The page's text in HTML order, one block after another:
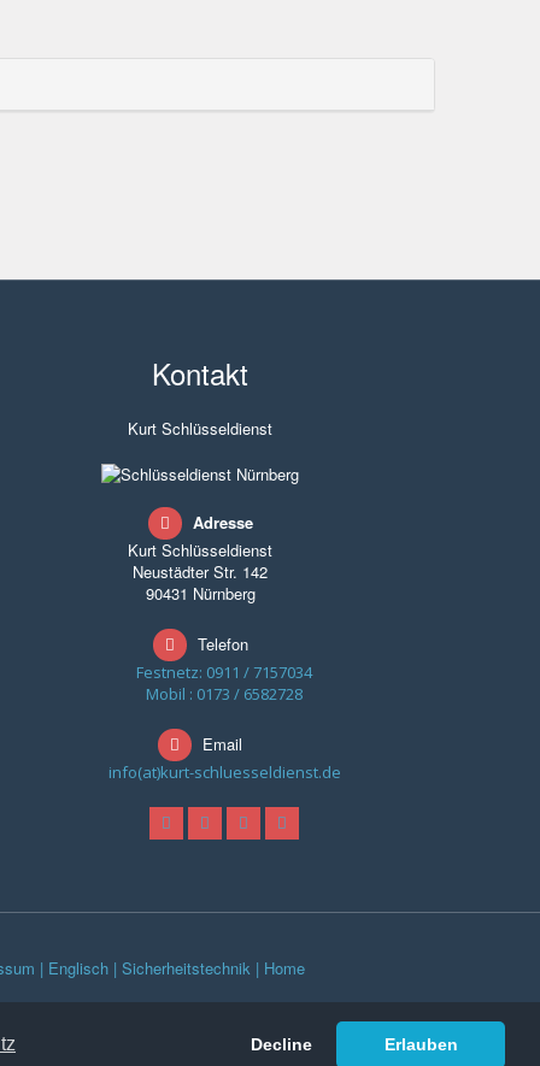
Decline Erlauben
Kontakt
Kurt Schlüsseldienst
Adresse
Kurt Schlüsseldienst
Neustädter Str. 142
90431 Nürnberg
Telefon
Festnetz: 0911 / 7157034
Mobil : 0173 / 6582728
Email
info(at)kurt-schluesseldienst.de
| Englisch | Sicherheitstechnik | Home